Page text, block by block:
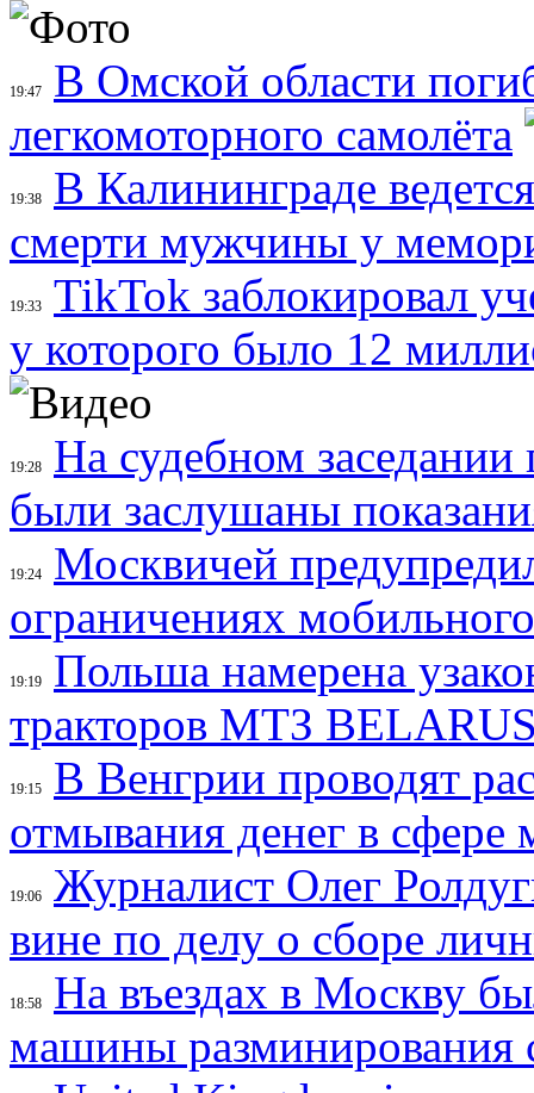
19:47
В Омской области
легкомоторного самолёта
19:38
В Калининграде
смерти мужчины у
19:33
TikTok заблокировал
у которого было 12
19:28
На судебном
были заслушаны
19:24
Москвичей
ограничениях
19:19
Польша намерена
тракторов МТЗ
19:15
В Венгрии проводят
отмывания денег в сфере
19:06
Журналист Олег
вине по делу о сборе
18:58
На въездах в Москву
машины разминирования